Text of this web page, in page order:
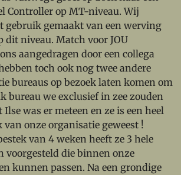
Controller op MT-niveau. Wij
gebruik gemaakt van een werving
dit niveau. Match voor JOU
aangedragen door een collega
toch ook nog twee andere
bureaus op bezoek laten komen om
bureau we exclusief in zee zouden
was er meteen en ze is een heel
onze organisatie geweest !
van 4 weken heeft ze 3 hele
voorgesteld die binnen onze
kunnen passen. Na een grondige